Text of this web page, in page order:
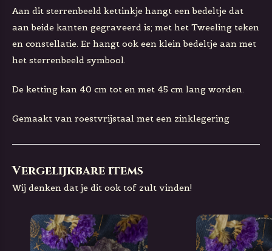
Aan dit sterrenbeeld kettinkje hangt een bedeltje dat
aan beide kanten gegraveerd is; met het Tweeling teken
en constellatie. Er hangt ook een klein bedeltje aan met
het sterrenbeeld symbool.
De ketting kan 40 cm tot en met 45 cm lang worden.
Gemaakt van roestvrijstaal met een zinklegering
Vergelijkbare items
Wij denken dat je dit ook tof zult vinden!